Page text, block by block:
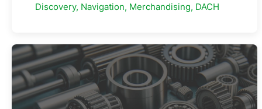
Discovery, Navigation, Merchandising, DACH